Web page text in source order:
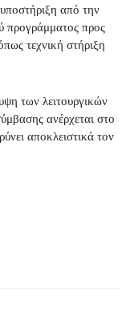
από την
προγράμματος προς
τεχνική στήριξη
των λειτουργικών
ανέρχεται στο
αποκλειστικά τον